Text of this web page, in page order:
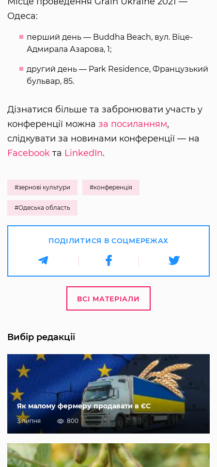
Одеса:
перший день — Buddha Beach, вул. Віце-
Адмирала Азарова, 1;
другий день — Park Residence, Французький
бульвар, 85.
Дізнатися більше та забронювати участь у
конференції можна за посиланням,
слідкувати за новинами конференції — на
Facebook та LinkedIn.
#зернові культури #конференція
#Одеська область
ПОДІЛИТИСЯ В СОЦМЕРЕЖАХ
ВСІ МАТЕРІАЛИ
Вибір редакції
Як малому фермеру продавати в ЄС
3 липня 800